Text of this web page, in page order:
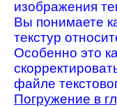
изображения
Вы понимаете
текстур
Особенно это
файле
Погружение в